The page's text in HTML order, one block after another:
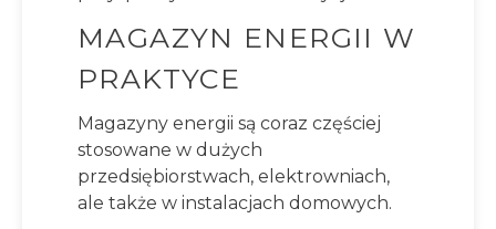
MAGAZYN ENERGII W
PRAKTYCE
Magazyny energii są coraz częściej
stosowane w dużych
przedsiębiorstwach, elektrowniach,
ale także w instalacjach domowych.